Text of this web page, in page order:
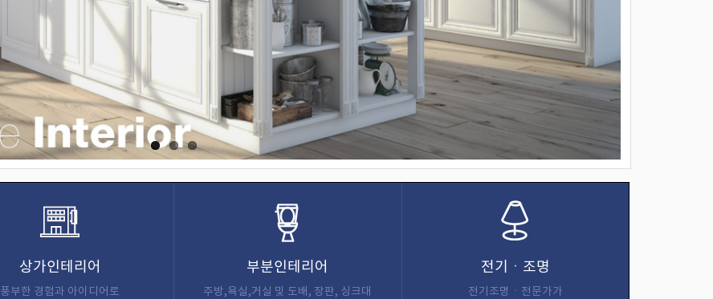
상가인테리어
풍부한 경험과 아이디어로
부분인테리어
주방,욕실,거실 및 도배, 장판, 싱크대
전기ㆍ조명
전기조명ㆍ전문가가